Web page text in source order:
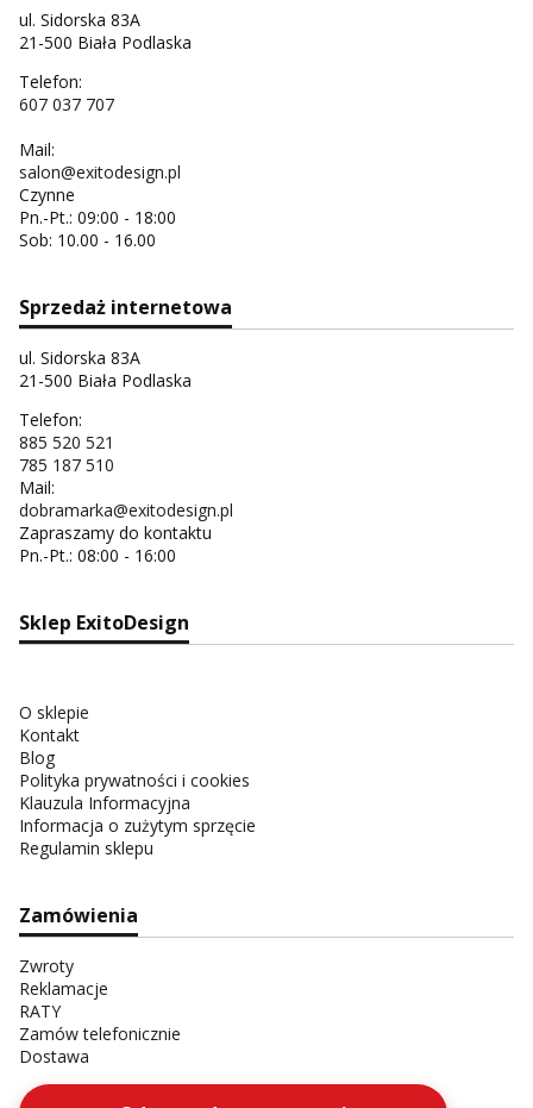
ul. Sidorska 83A
21-500 Biała Podlaska
Telefon:
607 037 707
Mail:
salon@exitodesign.pl
Czynne
Pn.-Pt.: 09:00 - 18:00
Sob: 10.00 - 16.00
Sprzedaż internetowa
ul. Sidorska 83A
21-500 Biała Podlaska
Telefon:
885 520 521
785 187 510
Mail:
dobramarka@exitodesign.pl
Zapraszamy do kontaktu
Pn.-Pt.: 08:00 - 16:00
Sklep ExitoDesign
O sklepie
Kontakt
Blog
Polityka prywatności i cookies
Klauzula Informacyjna
Informacja o zużytym sprzęcie
Regulamin sklepu
Zamówienia
Zwroty
Reklamacje
RATY
Zamów telefonicznie
Dostawa